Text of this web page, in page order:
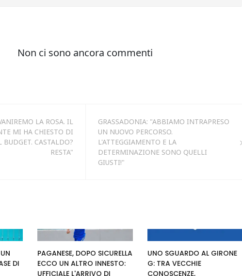
LA ROSA. IL
MI HA CHIESTO DI
BUDGET. CASTALDO?
RESTA"
GRASSADONIA: "ABBIAMO INTRAPRESO
UN NUOVO PERCORSO.
L'ATTEGGIAMENTO E LA
DETERMINAZIONE SONO QUELLI
GIUSTI!"
DI
PAGANESE, DOPO SICURELLA
ECCO UN ALTRO INNESTO:
UFFICIALE L'ARRIVO DI
UNO SGUARDO AL GIRONE
G: TRA VECCHIE
CONOSCENZE,